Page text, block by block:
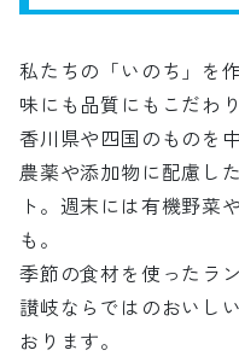
私たちの「いのち」を
味にも品質にもこだわ
香川県や四国のものを中
農薬や添加物に配慮し
ト。週末には有機野菜
も。
季節の食材を使ったラ
讃岐ならではのおいし
おります。